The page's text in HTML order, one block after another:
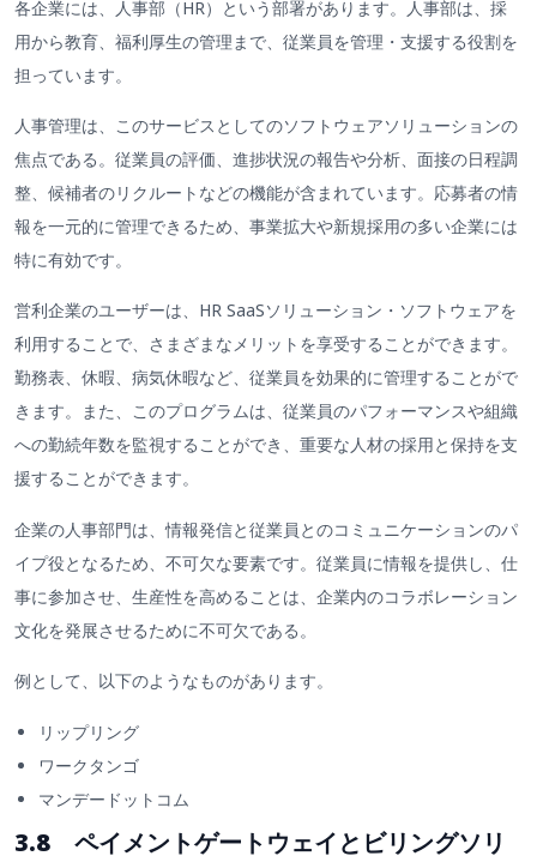
各企業には、人事部（HR）という部署があります。人事部は、採
用から教育、福利厚生の管理まで、従業員を管理・支援する役割を
担っています。
人事管理は、このサービスとしてのソフトウェアソリューションの
焦点である。従業員の評価、進捗状況の報告や分析、面接の日程調
整、候補者のリクルートなどの機能が含まれています。応募者の情
報を一元的に管理できるため、事業拡大や新規採用の多い企業には
特に有効です。
営利企業のユーザーは、HR SaaSソリューション・ソフトウェアを
利用することで、さまざまなメリットを享受することができます。
勤務表、休暇、病気休暇など、従業員を効果的に管理することがで
きます。また、このプログラムは、従業員のパフォーマンスや組織
への勤続年数を監視することができ、重要な人材の採用と保持を支
援することができます。
企業の人事部門は、情報発信と従業員とのコミュニケーションのパ
イプ役となるため、不可欠な要素です。従業員に情報を提供し、仕
事に参加させ、生産性を高めることは、企業内のコラボレーション
文化を発展させるために不可欠である。
例として、以下のようなものがあります。
リップリング
ワークタンゴ
マンデードットコム
3.8 ペイメントゲートウェイとビリングソリ